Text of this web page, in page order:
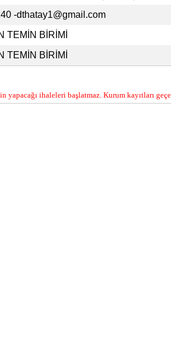
-dthatay1@gmail.com
TEMİN BİRİMİ
TEMİN BİRİMİ
ihaleleri başlatmaz. Kurum kayıtları